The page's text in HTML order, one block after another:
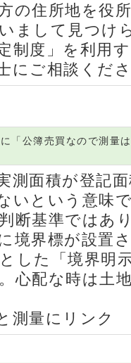
の住所地を役
まして見つけ
制度」を利用
にご相談くだ
「公簿売買なので測量
測面積が登記
いという意味
断基準ではあ
境界標が設置
した「境界明
心配な時は土
量にリンク